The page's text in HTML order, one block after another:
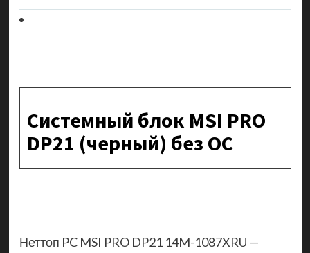
Системный блок MSI PRO
DP21 (черный) без ОС
Неттоп PC MSI PRO DP21 14M-1087XRU —